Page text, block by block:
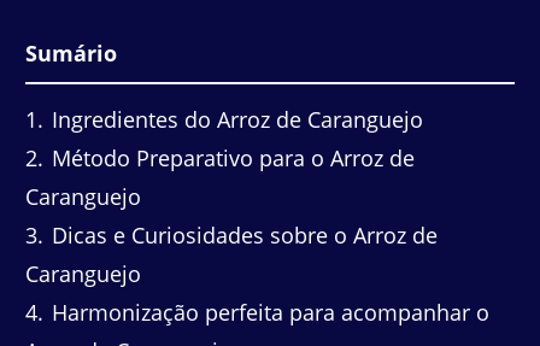
Sumário
1
Ingredientes do Arroz de Caranguejo
2 Método Preparativo para o Arroz de
Caranguejo
3 Dicas e Curiosidades sobre o Arroz de
Caranguejo
4 Harmonização perfeita para acompanhar o